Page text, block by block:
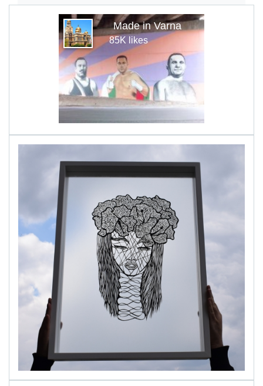
Made in Varna
85K likes
Ръчно изрязани картини